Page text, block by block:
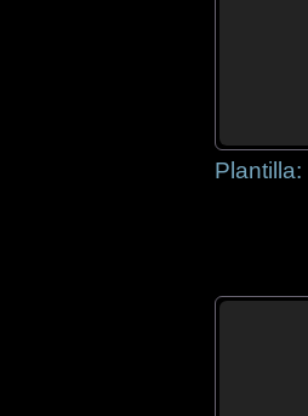
Plantilla: